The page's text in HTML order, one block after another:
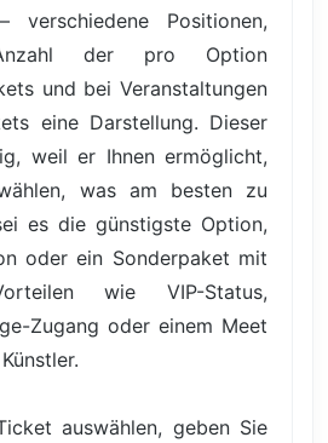
verschiedene Positionen,
Anzahl der pro Option
und bei Veranstaltungen
eine Darstellung. Dieser
weil er Ihnen ermöglicht,
was am besten zu
es die günstigste Option,
oder ein Sonderpaket mit
wie VIP-Status,
Zugang oder einem Meet
auswählen, geben Sie